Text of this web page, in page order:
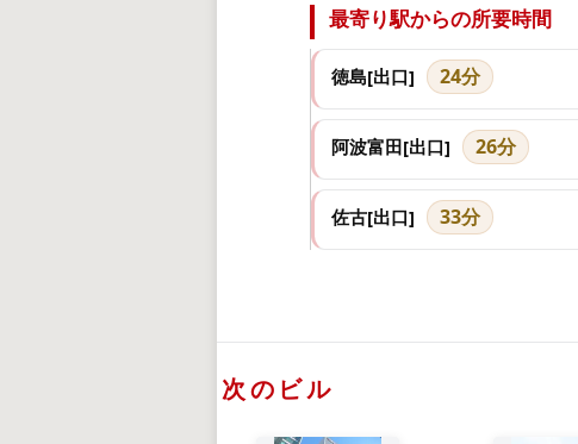
最寄り駅からの所要時間
徳島[出口] 24分
阿波富田[出口] 26分
佐古[出口] 33分
次のビル